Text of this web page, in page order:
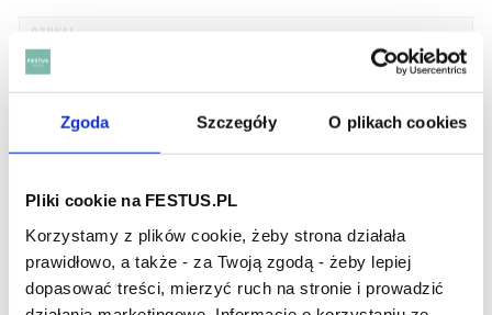
Zgoda Szczegóły O plikach cookies
Pliki cookie na FESTUS.PL
Korzystamy z plików cookie, żeby strona działała
prawidłowo, a także - za Twoją zgodą - żeby lepiej
dopasować treści, mierzyć ruch na stronie i prowadzić
HASŁA ALFABETYCZNIE:
A B C-Ć D E F G
H I J K L-Ł M N
O-Ó P Q R S-Ś T